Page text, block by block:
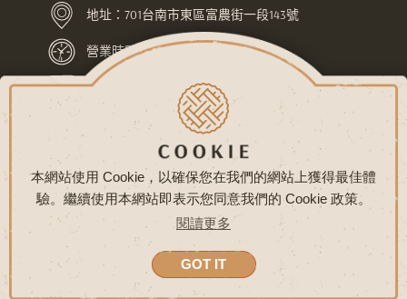
本網站使用 Cookie，以確保您在我們的網站上獲得最佳體
驗。繼續使用本網站即表示您同意我們的 Cookie 政策。
閱讀更多
GOT IT
試吃申請
地址： 701台南市東區富農街一段143號
營業時間：上午7:30-下午10:00
LINE ID：@pej4686l
關於麥園 最新消息
常見問題
聯絡我們
隱私權政策 網站地圖
COPYRIGHT © 麥園烘焙坊 版權所有
網頁設計 - 鉅潞科技